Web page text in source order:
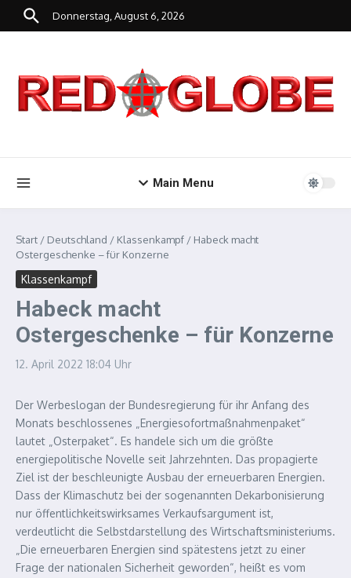
Zum Inhalt springen
Donnerstag, August 6, 2026
Main Menu
Start / Deutschland / Klassenkampf / Habeck macht
Ostergeschenke – für Konzerne
Klassenkampf
Habeck macht
Ostergeschenke – für Konzerne
12. April 2022 18:04 Uhr
Der Werbeslogan der Bundesregierung für ihr Anfang des
Monats beschlossenes „Energiesofortmaßnahmenpaket“
lautet „Osterpaket“. Es handele sich um die größte
energiepolitische Novelle seit Jahrzehnten. Das propagierte
Ziel ist der beschleunigte Ausbau der erneuerbaren Energien.
Dass der Klimaschutz bei der sogenannten Dekarbonisierung
nur öffentlichkeitswirksames Verkaufsargument ist,
verdeutlicht die Selbstdarstellung des Wirtschaftsministeriums.
„Die erneuerbaren Energien sind spätestens jetzt zu einer
Frage der nationalen Sicherheit geworden“, heißt es vom